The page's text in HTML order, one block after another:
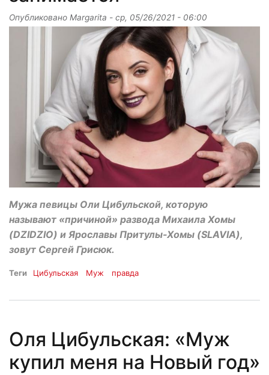
Опубликовано Margarita - ср, 05/26/2021 - 06:00
Мужа певицы Оли Цибульской, которую
называют «причиной» развода Михаила Хомы
(DZIDZIO) и Ярославы Притулы-Хомы (SLAVIA),
зовут Сергей Грисюк.
Теги Цибульская Муж правда
Оля Цибульская: «Муж
купил меня на Новый год»